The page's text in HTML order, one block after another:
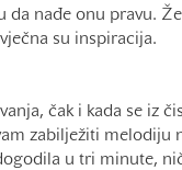
nađe onu pravu.
su inspiracija.
čak i kada se iz
zabilježiti melodiju
u tri minute,